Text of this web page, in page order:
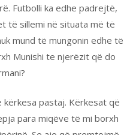
Futbolli ka edhe padrejtë,
të sillemi në situata më të
mund të mungonin edhe të
Munishi te njerëzit që do
kërkesa pastaj. Kërkesat që
para miqëve të mi borxh